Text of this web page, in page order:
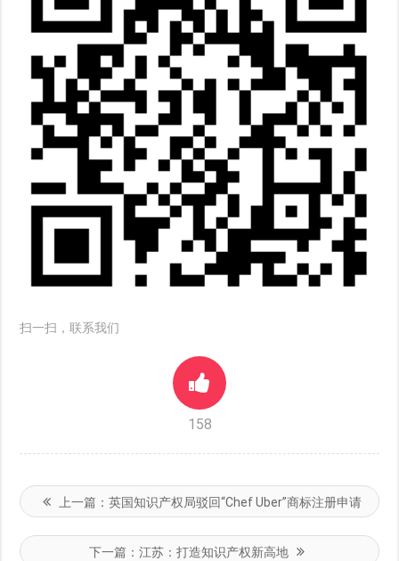
扫一扫，联系我们
158
上一篇： 英国知识产权局驳回“Chef Uber”商标注册申请
下一篇：江苏：打造知识产权新高地